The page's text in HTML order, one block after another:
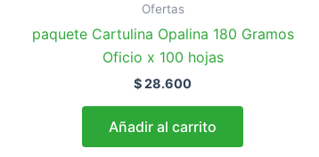
Ofertas
paquete Cartulina Opalina 180 Gramos
Oficio x 100 hojas
$28.600
Añadir al carrito